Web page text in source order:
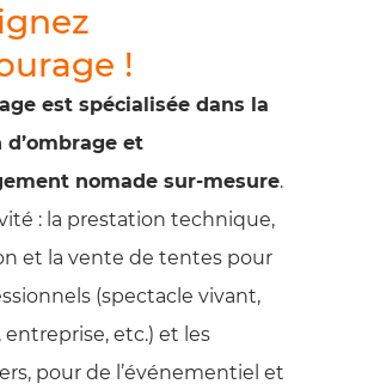
!
est spécialisée dans la
et
nomade sur-mesure.
: la prestation technique,
et la vente de tentes pour
(spectacle vivant,
entreprise, etc.) et les
pour de l’événementiel et